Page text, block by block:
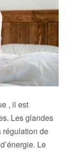
, il est
Les glandes
régulation de
Le